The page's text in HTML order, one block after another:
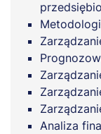
Analiza